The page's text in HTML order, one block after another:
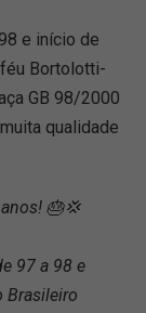
e início de
Bortolotti-
GB 98/2000
qualidade
🎂💢
97 a 98 e
Brasileiro